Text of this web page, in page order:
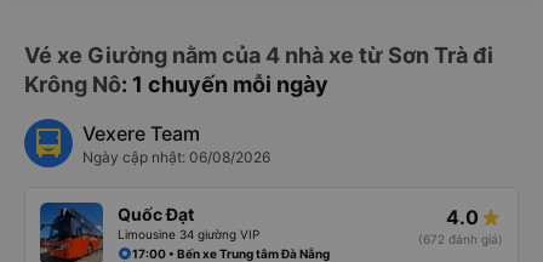
Vé xe Giường nằm của 4 nhà xe từ Sơn Trà đi
Krông Nô: 1 chuyến mỗi ngày
Vexere Team
Ngày cập nhật: 06/08/2026
Quốc Đạt
Limousine 34 giường VIP
4.0
(672 đánh giá)
17:00 • Bến xe Trung tâm Đà Nẵng